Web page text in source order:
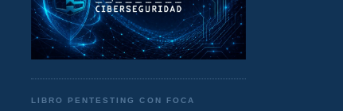
LIBRO PENTESTING CON FOCA